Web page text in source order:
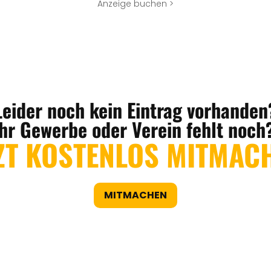
Anzeige buchen >
noch kein Eintrag
Gewerbe oder Verein fehlt
KOSTENLOS
MITMACHEN